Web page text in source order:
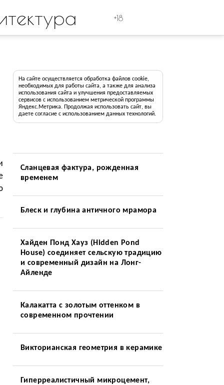
+18
На сайте осуществляется обработка файлов cookie,
необходимых для работы сайта, а также для анализа
использования сайта и улучшения предоставляемых
сервисов с использованием метрической программы
Яндекс.Метрика. Продолжая использовать сайт, вы
даете согласие с использованием данных технологий.
Сланцевая фактура, рожденная
временем
Блеск и глубина античного мрамора
Хайден Понд Хауз (Hidden Pond
House) соединяет сельскую традицию
и современный дизайн на Лонг-
Айленде
Калакатта с золотым оттенком в
современном прочтении
Викторианская геометрия в керамике
Гиперреалистичный микроцемент,